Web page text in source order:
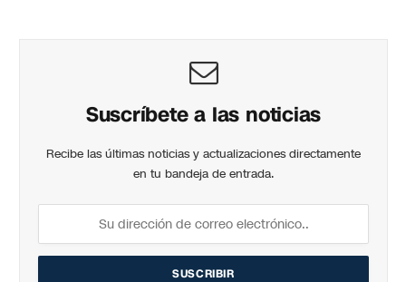
Suscríbete a las noticias
Recibe las últimas noticias y actualizaciones directamente
en tu bandeja de entrada.